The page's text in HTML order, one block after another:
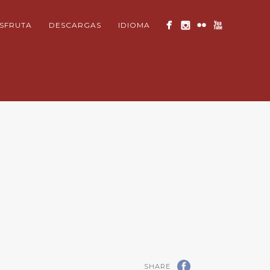
DESCARGAS IDIOMA
SHARE